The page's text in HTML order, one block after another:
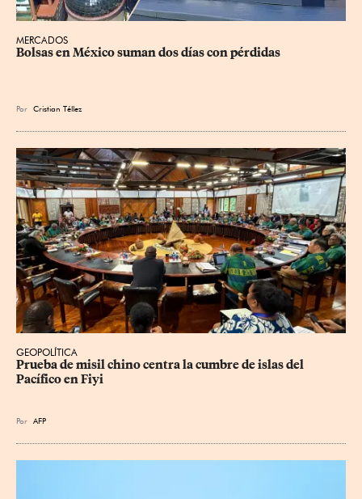
MERCADOS
Bolsas en México suman dos días con pérdidas
Por Cristian Téllez
GEOPOLÍTICA
Prueba de misil chino centra la cumbre de islas del
Pacífico en Fiyi
Por AFP